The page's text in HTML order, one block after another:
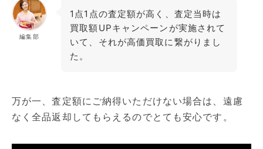
編集部
1点1点の査定額が高く、査定当時は
買取額UPキャンペーンが実施されて
いて、それが高価買取に繋がりまし
た。
万が一、査定額にご納得いただけない場合は、遠慮
なく全品返却してもらえるのでとても安心です。